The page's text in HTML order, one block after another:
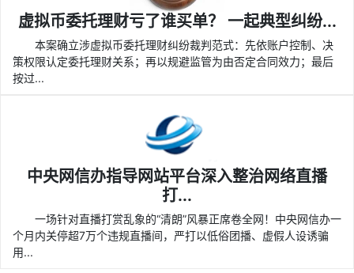
虚拟币委托理财亏了谁买单？ 一起典型纠纷...
本案确立涉虚拟币委托理财纠纷裁判范式：先依账户控制、决
策权限认定委托理财关系；再以规避监管为由否定合同效力；最后
按过...
中央网信办指导网站平台深入整治网络直播
打...
一场针对直播打赏乱象的“清朗”风暴正席卷全网！中央网信办一
个月内关停超7万个违规直播间，严打以低俗团播、虚假人设诱骗
用...